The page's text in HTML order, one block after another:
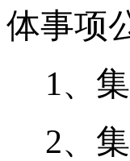
体事项
1、
2、